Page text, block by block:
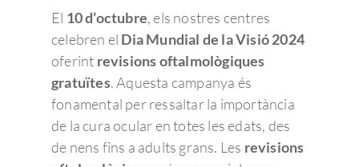
El 10 d’octubre, els nostres centres
celebren el Dia Mundial de la Visió 2024
oferint revisions oftalmològiques
gratuïtes. Aquesta campanya és
fonamental per ressaltar la importància
de la cura ocular en totes les edats, des
de nens fins a adults grans. Les revisions